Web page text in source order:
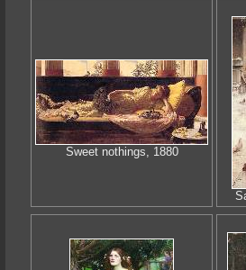
Sweet nothings, 1880